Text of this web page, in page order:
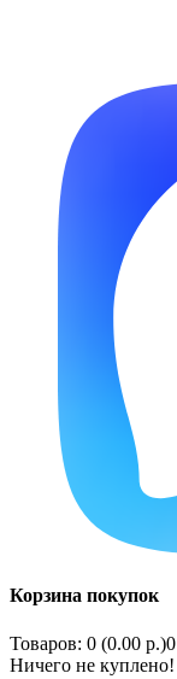
Корзина покупок
Товаров: 0 (0.00 р.)0
Ничего не куплено!